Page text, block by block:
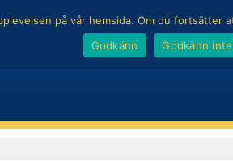
på vår hemsida. Om du
Godkänn
Godkänn inte